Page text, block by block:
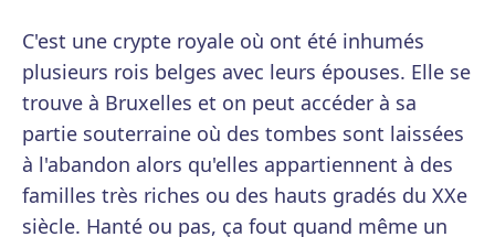
C'est une crypte royale où ont été inhumés
plusieurs rois belges avec leurs épouses. Elle se
trouve à Bruxelles et on peut accéder à sa
partie souterraine où des tombes sont laissées
à l'abandon alors qu'elles appartiennent à des
familles très riches ou des hauts gradés du XXe
siècle. Hanté ou pas, ça fout quand même un